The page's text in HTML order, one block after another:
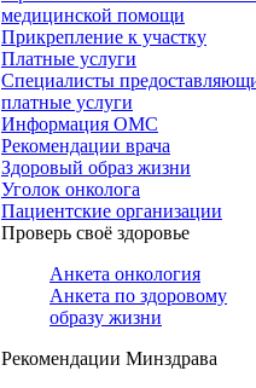
медицинской помощи
Прикрепление к участку
Платные услуги
Специалисты
платные услуги
Информация ОМС
Рекомендации врача
Здоровый образ жизни
Уголок онколога
Пациентские организации
Проверь своё здоровье
Анкета онкология
Анкета по здоровому
образу жизни
Рекомендации Минздрава